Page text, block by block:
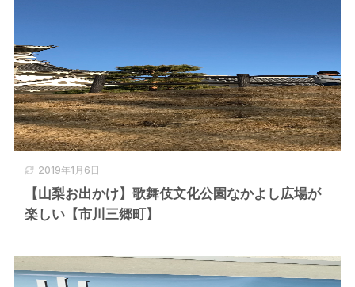
2019年1月6日
【山梨お出かけ】歌舞伎文化公園なかよし広場が
楽しい【市川三郷町】